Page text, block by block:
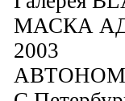
МАСКА
2003